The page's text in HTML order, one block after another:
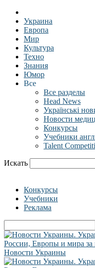
Украина
Европа
Мир
Культура
Техно
Знания
Юмор
Все
Все разделы
Head News
Українські
Новости
Конкурсы
Учебники
Talent
Искать
Конкурсы
Учебники
Реклама
Новости Украины